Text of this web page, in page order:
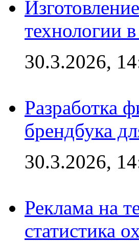
технологии
30.3.2026,
Разработка
брендбука
30.3.2026,
Реклама на
статистика